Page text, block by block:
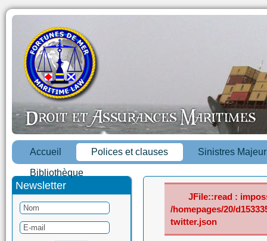
Accueil Polices et clauses Sinistres
Bibliothèque
Newsletter
JFile::read :
/homepages/20/
twitter.json